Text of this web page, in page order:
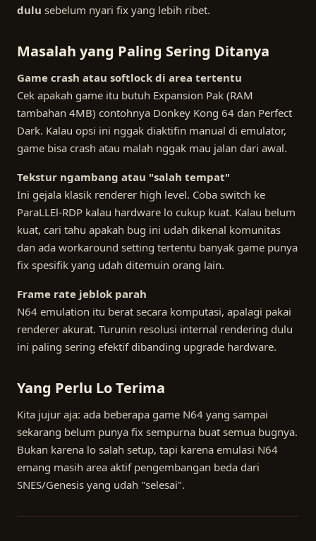
dulu sebelum nyari fix yang lebih ribet.
Masalah yang Paling Sering Ditanya
Game crash atau softlock di area tertentu
Cek apakah game itu butuh Expansion Pak (RAM
tambahan 4MB) contohnya Donkey Kong 64 dan Perfect
Dark. Kalau opsi ini nggak diaktifin manual di emulator,
game bisa crash atau malah nggak mau jalan dari awal.
Tekstur ngambang atau "salah tempat"
Ini gejala klasik renderer high level. Coba switch ke
ParaLLEl-RDP kalau hardware lo cukup kuat. Kalau belum
kuat, cari tahu apakah bug ini udah dikenal komunitas
dan ada workaround setting tertentu banyak game punya
fix spesifik yang udah ditemuin orang lain.
Frame rate jeblok parah
N64 emulation itu berat secara komputasi, apalagi pakai
renderer akurat. Turunin resolusi internal rendering dulu
ini paling sering efektif dibanding upgrade hardware.
Yang Perlu Lo Terima
Kita jujur aja: ada beberapa game N64 yang sampai
sekarang belum punya fix sempurna buat semua bugnya.
Bukan karena lo salah setup, tapi karena emulasi N64
emang masih area aktif pengembangan beda dari
SNES/Genesis yang udah "selesai".